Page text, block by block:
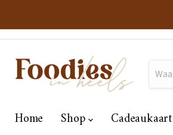
Home Shop Cadeaukaart